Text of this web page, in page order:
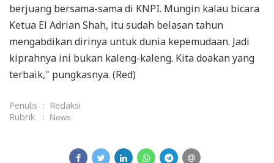
berjuang bersama-sama di KNPI. Mungin kalau bicara
Ketua El Adrian Shah, itu sudah belasan tahun
mengabdikan dirinya untuk dunia kepemudaan. Jadi
kiprahnya ini bukan kaleng-kaleng. Kita doakan yang
terbaik," pungkasnya. (Red)
Penulis : Redaksi
Rubrik
: News